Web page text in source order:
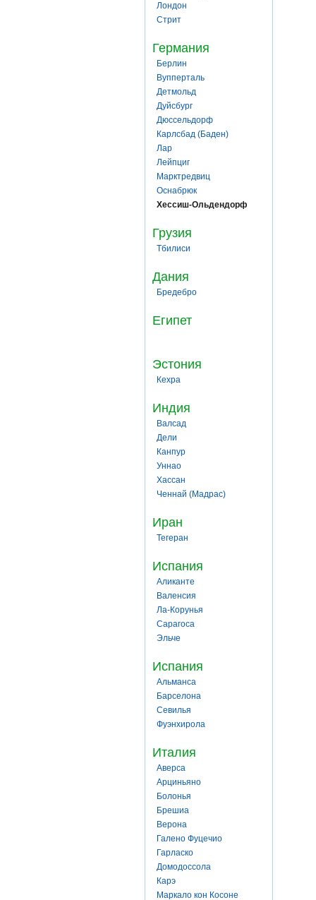
Лондон
Стрит
Германия
Берлин
Вупперталь
Детмольд
Дуйсбург
Дюссельдорф
Карлсбад (Баден)
Лар
Лейпциг
Марктредвиц
Оснабрюк
Хессиш-Ольдендорф
Грузия
Тбилиси
Дания
Бредебро
Египет
Эстония
Кехра
Индия
Валсад
Дели
Канпур
Уннао
Хассан
Ченнай (Мадрас)
Иран
Тегеран
Испания
Аликанте
Валенсия
Ла-Корунья
Сарагоса
Эльче
Испания
Альманса
Барселона
Севилья
Фуэнхирола
Италия
Аверса
Арциньяно
Болонья
Брешиа
Верона
Галено Фуцечио
Гарласко
Домодоссола
Карэ
Маркало кон Косоне